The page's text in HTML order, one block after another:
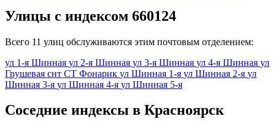
Улицы с индексом 660124
Всего 11 улиц обслуживаются этим почтовым отделением:
ул 1-я Шинная ул 2-я Шинная ул 3-я Шинная ул 4-я Шинная ул
Грушевая снт СТ Фонарик ул Шинная 1-я ул Шинная 2-я ул
Шинная 3-я ул Шинная 4-я ул Шинная 5-я
Соседние индексы в Красноярск